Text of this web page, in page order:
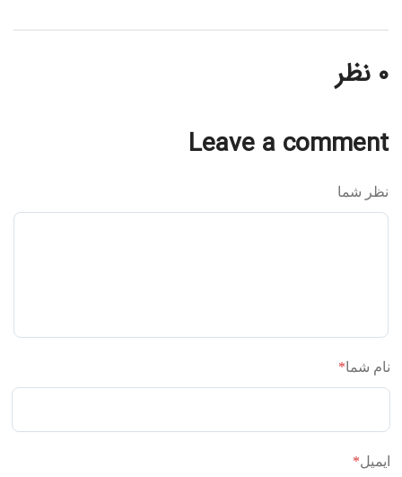
۰ نظر
Leave a comment
نظر شما
نام شما*
ایمیل*